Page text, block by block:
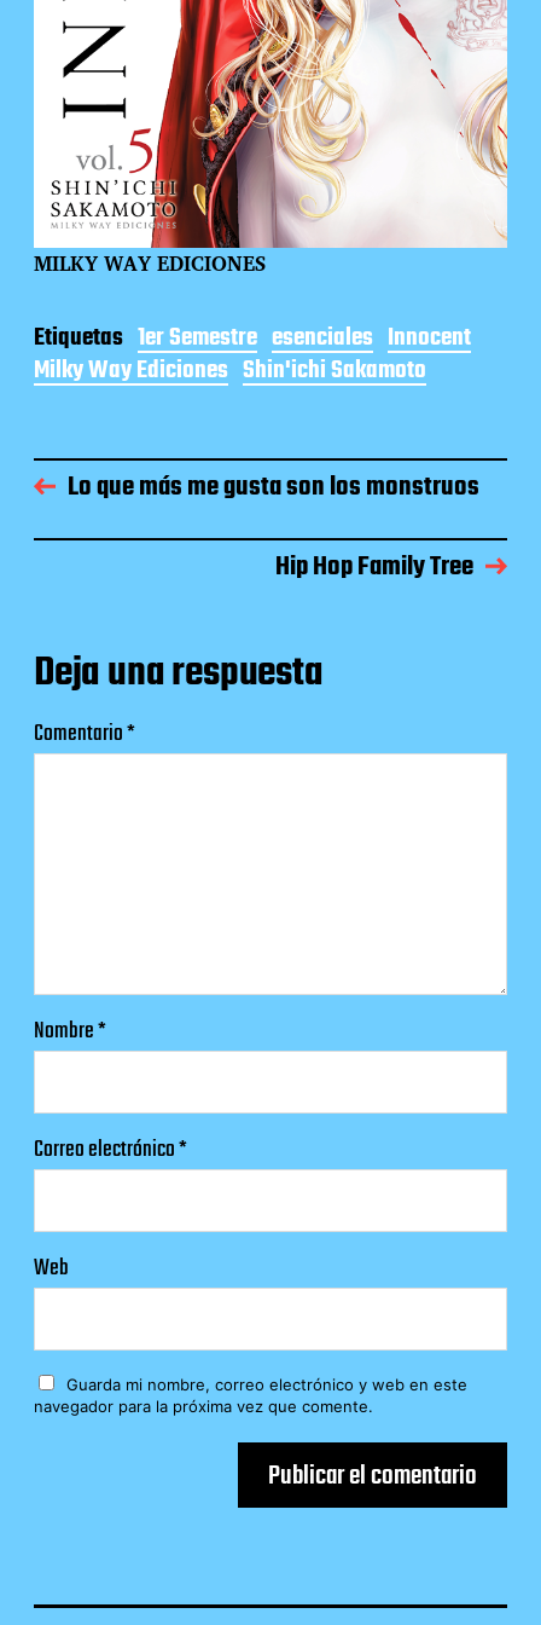
MILKY WAY EDICIONES
Etiquetas 1er Semestre esenciales Innocent
Milky Way Ediciones Shin'ichi Sakamoto
Lo que más me gusta son los monstruos
Hip Hop Family Tree
Deja una respuesta
Comentario*
Nombre*
Correo electrónico*
Web
Guarda mi nombre, correo electrónico y web en este
navegador para la próxima vez que comente.